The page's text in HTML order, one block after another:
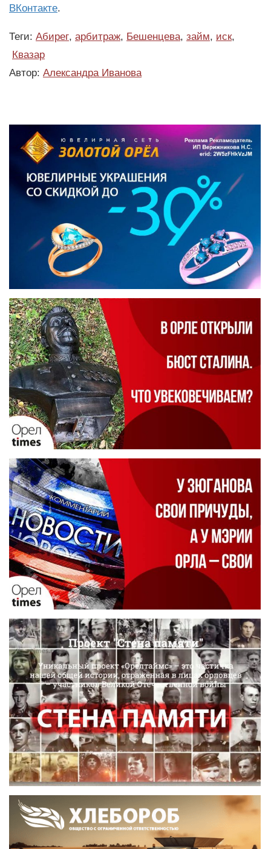
ВКонтакте.
Теги: Абирег, арбитраж, Бешенцева, займ, иск,
Квазар
Автор: Александра Иванова